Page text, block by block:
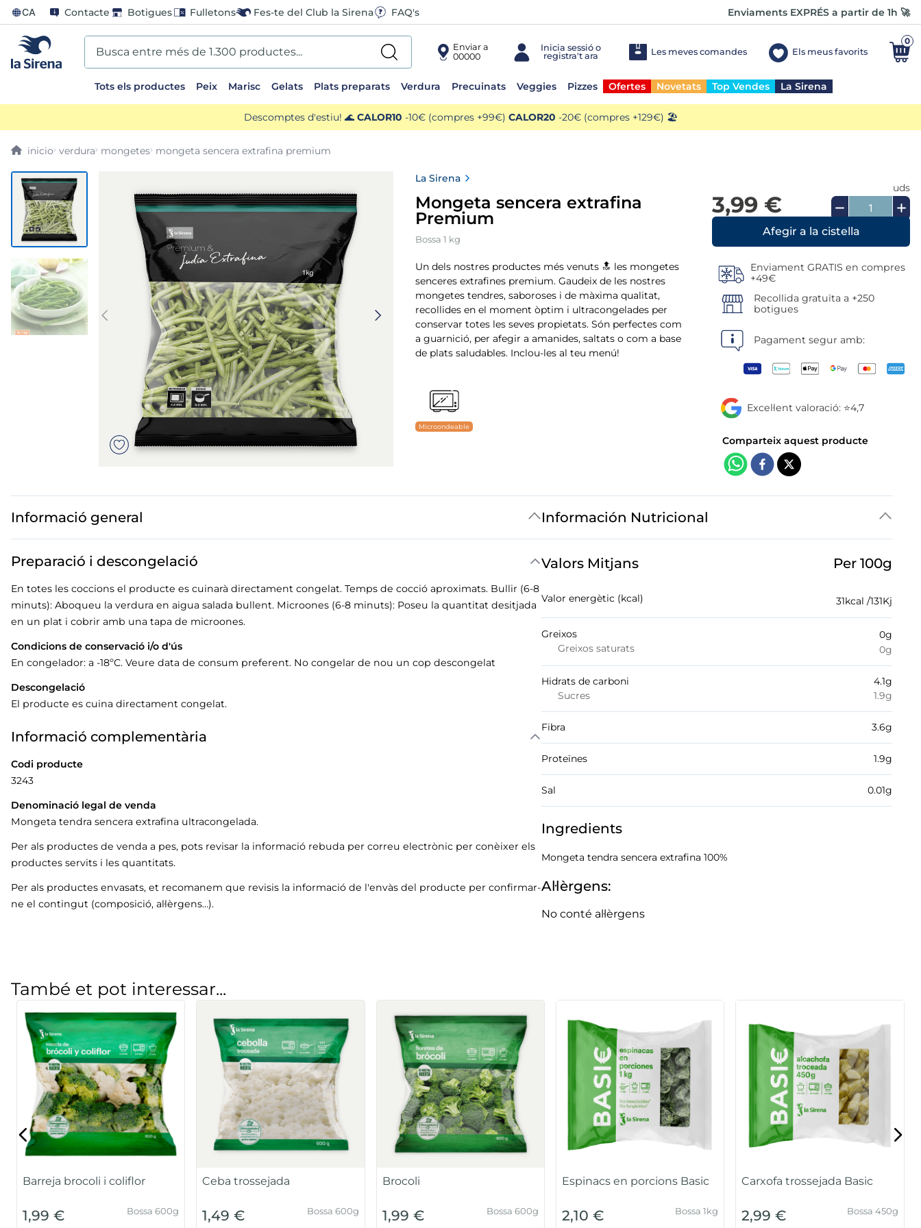
CA Contacte Botigues Fulletons Fes-te del Club la Sirena FAQ's Enviaments EXPRÉS a partir de 1h 🚀
Busca entre més de 1.300 productes...
Enviar a
00000
Les meves comandes Els meus favorits
0
Tots els productes Peix Marisc Gelats Plats preparats Verdura Precuinats Veggies Pizzes Ofertes Novetats Top Vendes La Sirena
Descomptes d'estiu! 🌊 CALOR10 -10€ (compres +99€) CALOR20 -20€ (compres +129€) 🏖️
verdura mongetes mongeta sencera extrafina premium
La Sirena
Mongeta sencera extrafina
Premium
Bossa 1 kg
Un dels nostres productes més venuts 🔝 les mongetes
senceres extrafines premium. Gaudeix de les nostres
mongetes tendres, saboroses i de màxima qualitat,
recollides en el moment òptim i ultracongelades per
conservar totes les seves propietats. Són perfectes com
a guarnició, per afegir a amanides, saltats o com a base
de plats saludables. Inclou-les al teu menú!
Microondeable
3,99 €
uds
Enviament GRATIS en compres
+49€
Recollida gratuïta a +250
botigues
Pagament segur amb:
Excel·lent valoració: ⭐4,7
Informació general
Preparació i descongelació
En totes les coccions el producte es cuinarà directament congelat. Temps de cocció aproximats. Bullir (6-8
minuts): Aboqueu la verdura en aigua salada bullent. Microones (6-8 minuts): Poseu la quantitat desitjada
en un plat i cobrir amb una tapa de microones.
Condicions de conservació i/o d'ús
En congelador: a -18ºC. Veure data de consum preferent. No congelar de nou un cop descongelat
Descongelació
El producte es cuina directament congelat.
Informació complementària
Codi producte
3243
Denominació legal de venda
Mongeta tendra sencera extrafina ultracongelada.
Per als productes de venda a pes, pots revisar la informació rebuda per correu electrònic per conèixer els
productes servits i les quantitats.
Per als productes envasats, et recomanem que revisis la informació de l'envàs del producte per confirmar-
ne el contingut (composició, al·lèrgens…).
Información Nutricional
Valors Mitjans Per 100g
Valor energètic (kcal) 31kcal /131Kj
Greixos
Greixos saturats
0g
0g
Hidrats de carboni
Sucres
4.1g
1.9g
Fibra 3.6g
Proteïnes 1.9g
Sal 0.01g
Ingredients
Mongeta tendra sencera extrafina 100%
Al·lèrgens:
No conté al·lèrgens
També et pot interessar...
Barreja brocoli i coliflor
1,99 € Bossa 600g
Ceba trossejada
1,49 € Bossa 600g
Brocoli
1,99 € Bossa 600g
Espinacs en porcions Basic
2,10 € Bossa 1kg
Carxofa trossejada Basic
2,99 € Bossa 450g
sirena